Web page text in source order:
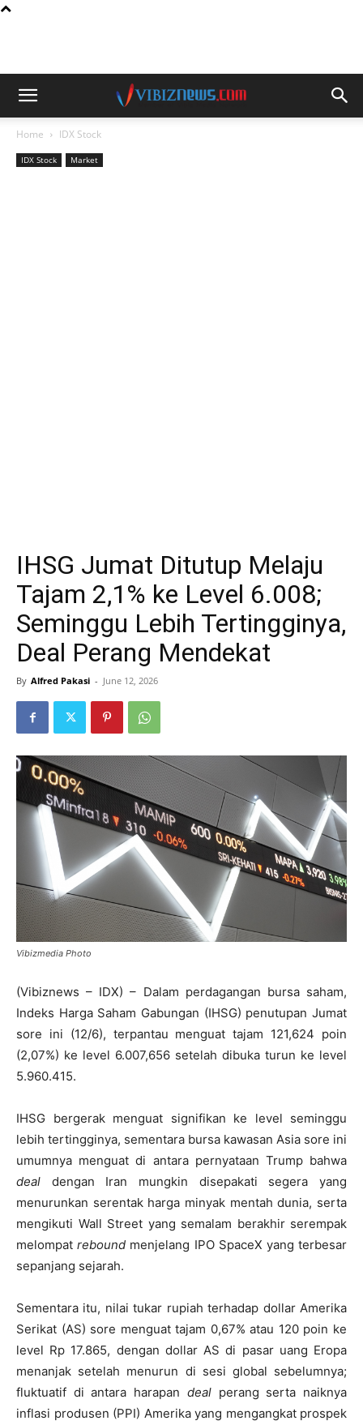
Home IDX Stock
IDX Stock Market
IHSG Jumat Ditutup Melaju
Tajam 2,1% ke Level 6.008;
Seminggu Lebih Tertingginya,
Deal Perang Mendekat
By Alfred Pakasi - June 12, 2026
Vibizmedia Photo
(Vibiznews – IDX) – Dalam perdagangan bursa saham,
Indeks Harga Saham Gabungan (IHSG) penutupan Jumat
sore ini (12/6), terpantau menguat tajam 121,624 poin
(2,07%) ke level 6.007,656 setelah dibuka turun ke level
5.960.415.
IHSG bergerak menguat signifikan ke level seminggu
lebih tertingginya, sementara bursa kawasan Asia sore ini
umumnya menguat di antara pernyataan Trump bahwa
deal dengan Iran mungkin disepakati segera yang
menurunkan serentak harga minyak mentah dunia, serta
mengikuti Wall Street yang semalam berakhir serempak
melompatrebound menjelang IPO SpaceX yang terbesar
sepanjang sejarah.
Sementara itu, nilai tukar rupiah terhadap dollar Amerika
Serikat (AS) sore menguat tajam 0,67% atau 120 poin ke
level Rp 17.865, dengan dollar AS di pasar uang Eropa
menanjak setelah menurun di sesi global sebelumnya;
fluktuatif di antara harapan dealperang serta naiknya
inflasi produsen (PPI) Amerika yang mengangkat prospek